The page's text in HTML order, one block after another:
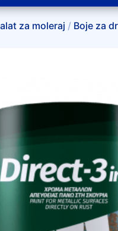
za moleraj / Boje za